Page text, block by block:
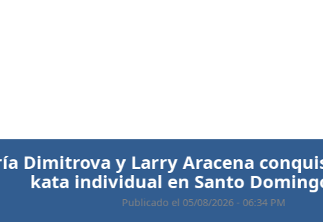
Larry Aracena conquistan el oro en
en Santo Domingo 2026
Publicado el 05/08/2026 - 06:34 PM